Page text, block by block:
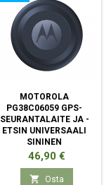
MOTOROLA
PG38C06059 GPS-
SEURANTALAITE JA -
ETSIN UNIVERSAALI
SININEN
Hinta
46,90 €
 Osta